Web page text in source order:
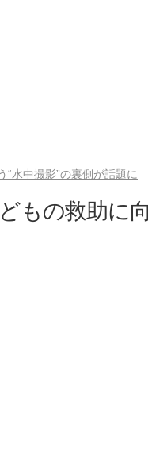
水中撮影”の裏側が話題に
もの救助に